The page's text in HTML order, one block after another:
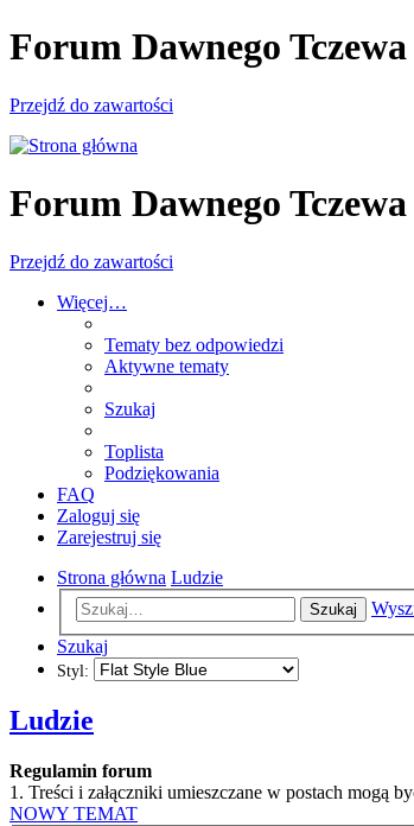
Forum Dawnego Tczewa
Przejdź do zawartości
Forum Dawnego Tczewa
Przejdź do zawartości
Więcej…
Tematy bez odpowiedzi
Aktywne tematy
Szukaj
Toplista
Podziękowania
FAQ
Zaloguj się
Zarejestruj się
Strona główna Ludzie
Szukaj
Szukaj
Styl:
Ludzie
Regulamin forum
1. Treści i załączniki umieszczane w postach mogą
NOWY TEMAT